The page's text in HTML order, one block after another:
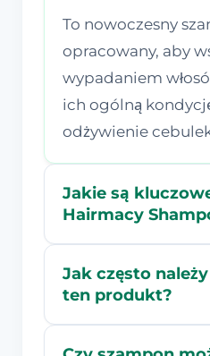
To nowoczesny
opracowany, aby
wypadaniem
ich ogólną
odżywienie
Jakie są
Hairmacy
Jak często
ten produkt?